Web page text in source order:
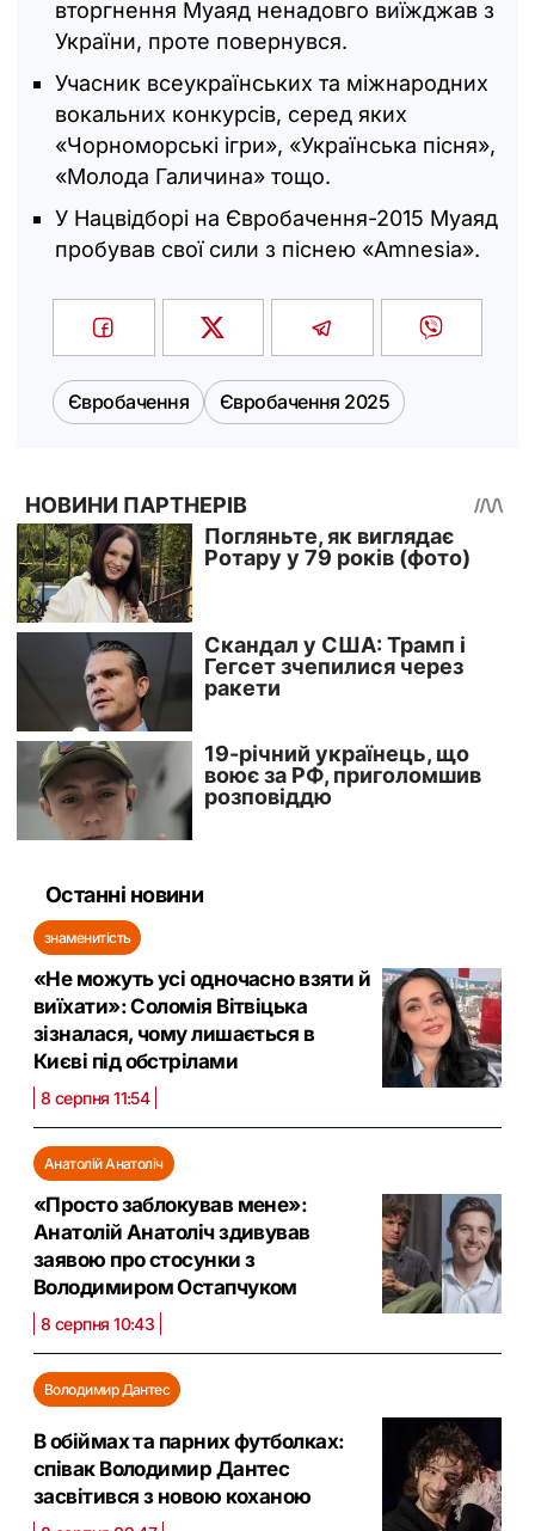
вторгнення Муаяд ненадовго виїжджав з
України, проте повернувся.
Учасник всеукраїнських та міжнародних
вокальних конкурсів, серед яких
«Чорноморські ігри», «Українська пісня»,
«Молода Галичина» тощо.
У Нацвідборі на Євробачення-2015 Муаяд
пробував свої сили з піснею «Amnesia».
Євробачення Євробачення 2025
Останні новини
знаменитість
«Не можуть усі одночасно взяти й
виїхати»: Соломія Вітвіцька
зізналася, чому лишається в
Києві під обстрілами
8 серпня 11:54
Анатолій Анатоліч
«Просто заблокував мене»:
Анатолій Анатоліч здивував
заявою про стосунки з
Володимиром Остапчуком
8 серпня 10:43
Володимир Дантес
В обіймах та парних футболках:
співак Володимир Дантес
засвітився з новою коханою